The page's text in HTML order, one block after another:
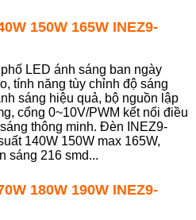
150W 165W INEZ9-
LED ánh sáng ban ngày
tính năng tùy chỉnh độ sáng
sáng hiệu quả, bộ nguồn lập
cổng 0~10V/PWM kết nối điều
thông minh. Đèn INEZ9-
140W 150W max 165W,
sáng 216 smd...
180W 190W INEZ9-